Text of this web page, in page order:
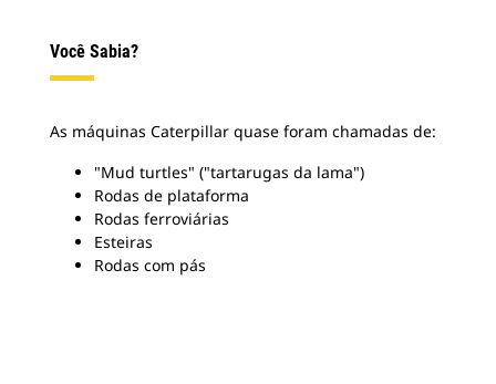
Você Sabia?
As máquinas Caterpillar quase foram chamadas de:
"Mud turtles" ("tartarugas da lama")
Rodas de plataforma
Rodas ferroviárias
Esteiras
Rodas com pás